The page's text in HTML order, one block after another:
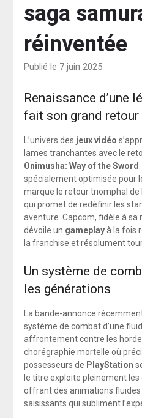
saga
réinventée
Publié le 7 juin 2025
Renaissance d’une
fait son grand retour
L’univers des jeux vidéo
lames tranchantes avec le
Onimusha: Way of the Sword
spécialement optimisée pour
marque le retour triomphal
qui promet de redéfinir les
aventure. Capcom, fidèle à sa
dévoile un gameplayà la fois
la franchise et résolument
Un système de
les générations
La bande-annonce
système de combat d’une
affrontement contre les
chorégraphie mortelle où
possesseurs de PlayStation
le titre exploite pleinement
offrant des animations
saisissants qui subliment